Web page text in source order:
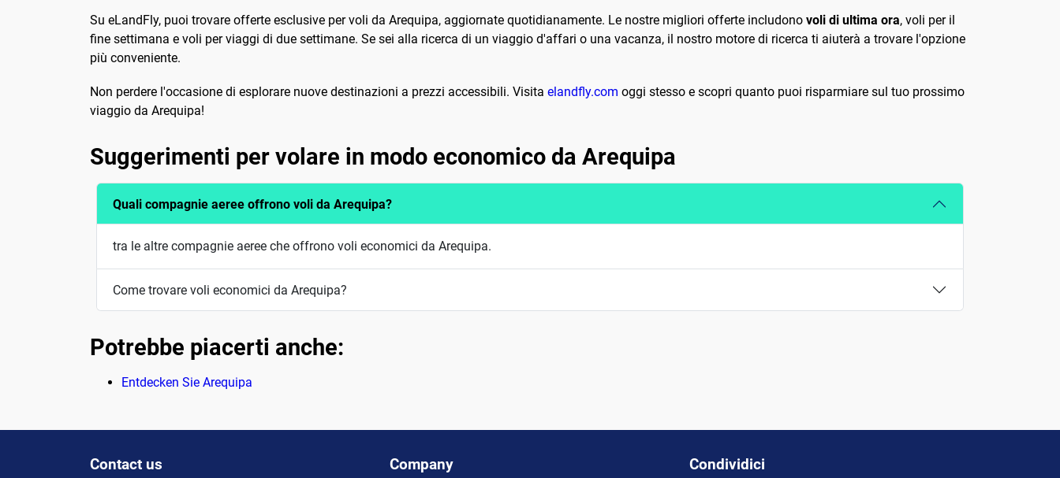
Su eLandFly, puoi trovare offerte esclusive per voli da Arequipa, aggiornate quotidianamente. Le nostre migliori offerte includono voli di ultima ora, voli per il
fine settimana e voli per viaggi di due settimane. Se sei alla ricerca di un viaggio d'affari o una vacanza, il nostro motore di ricerca ti aiuterà a trovare l'opzione
più conveniente.
Non perdere l'occasione di esplorare nuove destinazioni a prezzi accessibili. Visita elandfly.com oggi stesso e scopri quanto puoi risparmiare sul tuo prossimo
viaggio da Arequipa!
Suggerimenti per volare in modo economico da Arequipa
Quali compagnie aeree offrono voli da Arequipa?
tra le altre compagnie aeree che offrono voli economici da Arequipa.
Come trovare voli economici da Arequipa?
Potrebbe piacerti anche:
Entdecken Sie Arequipa
Contact us Company Condividici